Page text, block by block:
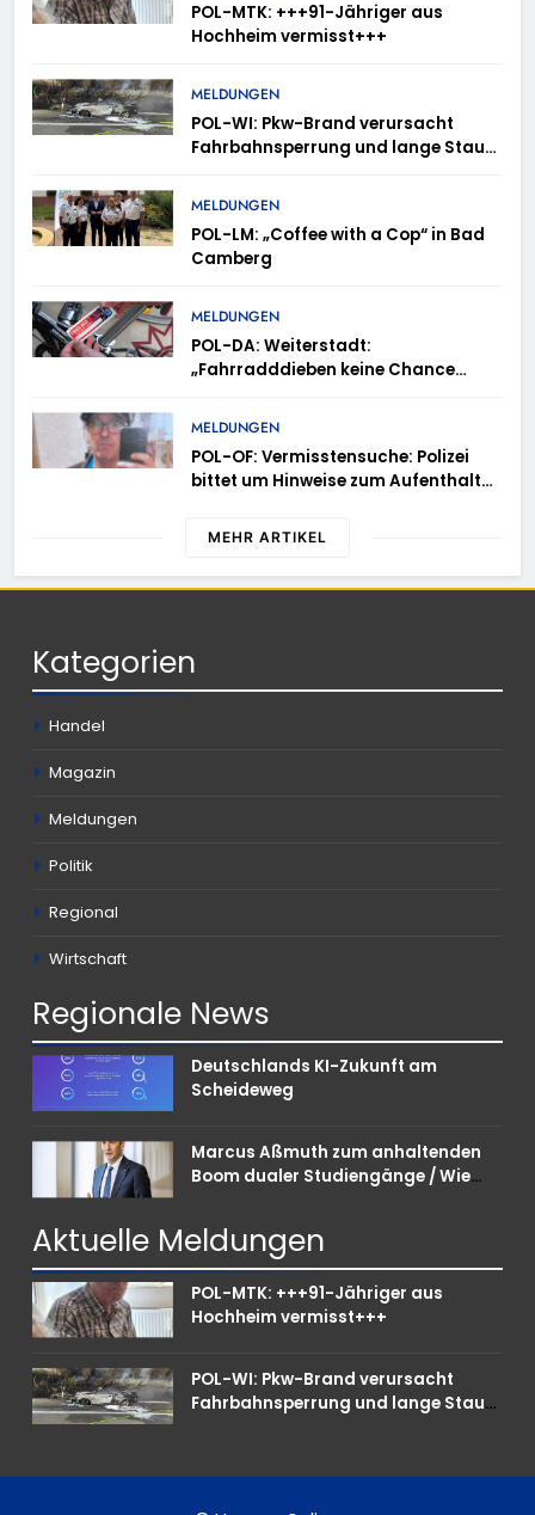
POL-MTK: +++91-Jähriger aus
Hochheim vermisst+++
MELDUNGEN
POL-WI: Pkw-Brand verursacht
Fahrbahnsperrung und lange Staus
MELDUNGEN
POL-LM: „Coffee with a Cop“ in Bad
Camberg
MELDUNGEN
POL-DA: Weiterstadt:
„Fahrradddieben keine Chance
Anmeldung erforderlich
MELDUNGEN
POL-OF: Vermisstensuche: Polizei
bittet um Hinweise zum Aufenthalt
MEHR ARTIKEL
Kategorien
Handel
Magazin
Meldungen
Politik
Regional
Wirtschaft
Regionale News
Deutschlands KI-Zukunft am
Scheideweg
Marcus Aßmuth zum anhaltenden
Boom dualer Studiengänge / Wie
punkten können
Aktuelle Meldungen
POL-MTK: +++91-Jähriger aus
Hochheim vermisst+++
POL-WI: Pkw-Brand verursacht
Fahrbahnsperrung und lange Staus